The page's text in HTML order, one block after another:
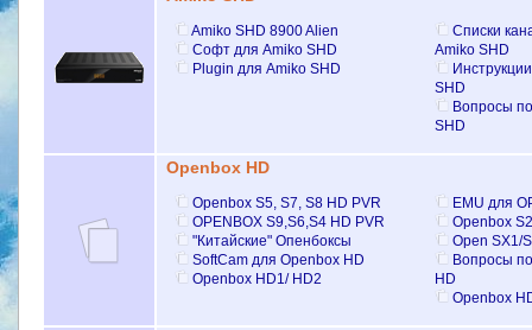
Amiko SHD 8900 Alien
Софт для Amiko SHD
Plugin для Amiko SHD
Списки
Amiko SHD
SHD
Вопросы
SHD
Openbox HD
Openbox S5, S7, S8 HD PVR
OPENBOX S9,S6,S4 HD PVR
"Китайские" Опенбоксы
SoftCam для Openbox HD
Openbox HD1/ HD2
EMU для
Openbox
Open SX1/
Вопросы
HD
Openbox